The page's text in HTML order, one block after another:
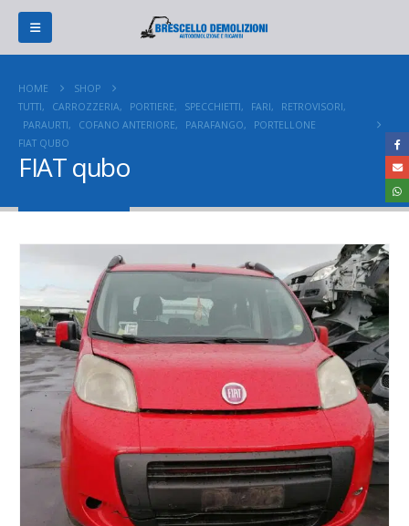
HOME
SHOP
TUTTI, CARROZZERIA, PORTIERE, SPECCHIETTI, FARI, RETROVISORI,
PARAURTI, COFANO ANTERIORE, PARAFANGO,
PORTELLONE
FIAT QUBO
FIAT qubo